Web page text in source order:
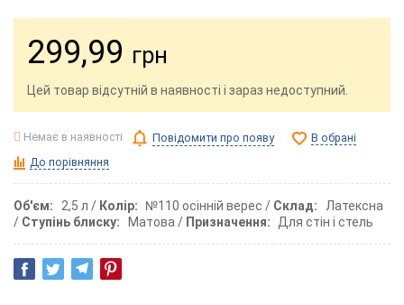
299,99 грн
Цей товар відсутній в наявності і зараз недоступний.
Немає в наявності Повідомити про появу
В обрані
До порівняння
Об'єм 2,5 л Колір №110 осінній верес Склад
Латексна
Ступінь блиску
Матова Призначення Для стін і стель